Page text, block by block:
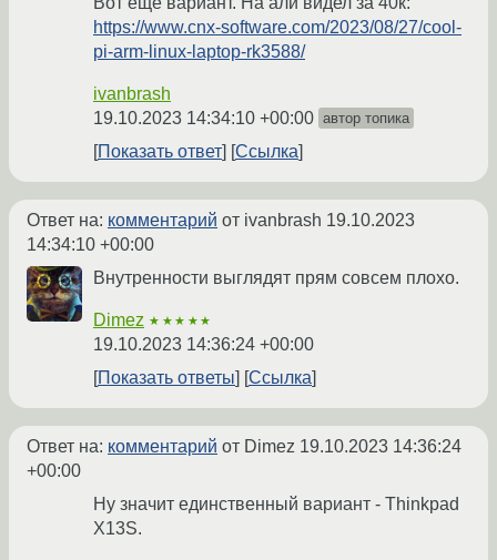
https://www.cnx-software.com/2023/08/27/cool-
pi-arm-linux-laptop-rk3588/
ivanbrash
19.10.2023 14:34:10 +00:00 автор топика
Показать ответ Ссылка
Ответ на: комментарий от ivanbrash 19.10.2023
14:34:10 +00:00
Внутренности выглядят прям совсем плохо.
Dimez ★★★★★
19.10.2023 14:36:24 +00:00
Показать ответы
Ссылка
Ответ на: комментарий от Dimez 19.10.2023 14:36:24
+00:00
Ну значит единственный вариант - Thinkpad
X13S.